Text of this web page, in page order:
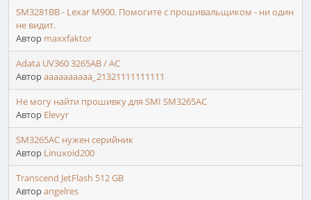
SM3281BB - Lexar M900. Помогите с прошивальщиком - ни один
не видит.
Автор maxxfaktor
Adata UV360 3265AB / AC
Авторaaaaaaaaaa_21321111111111
Не могу найти прошивку для SMI SM3265AC
Автор Elevyr
SM3265AC нужен серийник
Автор Linuxoid200
Transcend JetFlash 512 GB
Авторangelres